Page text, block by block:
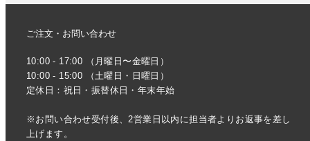
ご注文・お問い合わせ
10:00 - 17:00 （月曜日〜金曜日）
10:00 - 15:00 （土曜日・日曜日）
定休日：祝日・振替休日・年末年始
※お問い合わせ受付後、2営業日以内に担当者よりお返事を差し
上げます。